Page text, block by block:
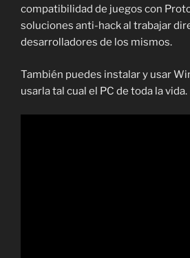
compatibilidad de juegos con
soluciones anti-hack al trabajar
desarrolladores de los mismos.
También puedes instalar y usar
usarla tal cual el PC de toda la vida.